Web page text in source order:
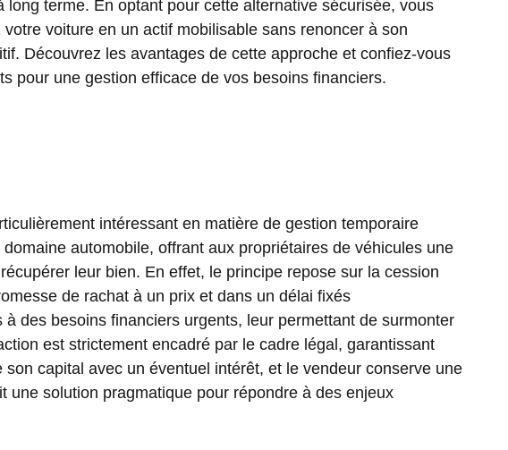
long terme. En optant pour cette alternative sécurisée, vous
votre voiture en un actif mobilisable sans renoncer à son
Découvrez les avantages de cette approche et confiez-vous
pour une gestion efficace de vos besoins financiers.
intéressant en matière de gestion temporaire
automobile, offrant aux propriétaires de véhicules une
leur bien. En effet, le principe repose sur la cession
de rachat à un prix et dans un délai fixés
des besoins financiers urgents, leur permettant de surmonter
est strictement encadré par le cadre légal, garantissant
capital avec un éventuel intérêt, et le vendeur conserve une
solution pragmatique pour répondre à des enjeux